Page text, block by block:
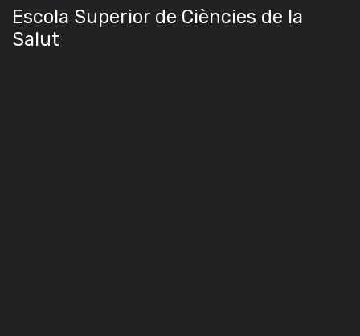
Escola Superior de Ciències de la
Salut